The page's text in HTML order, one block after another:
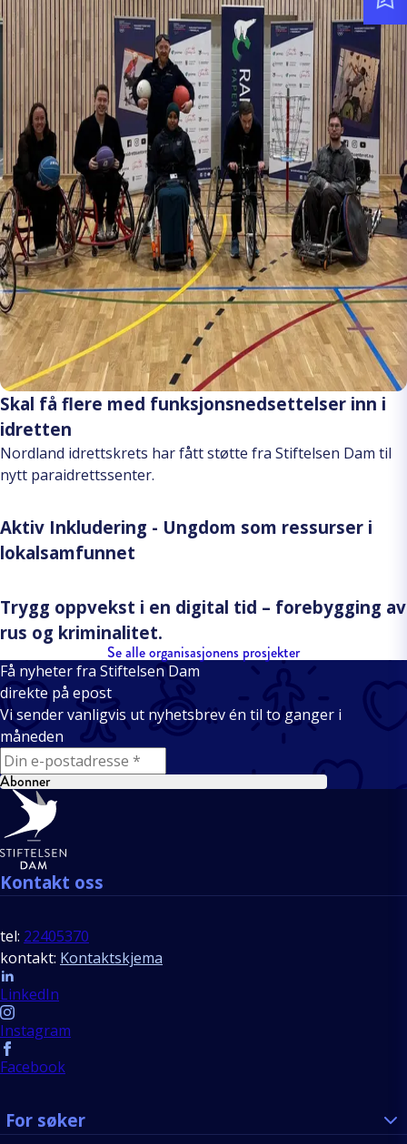
Skal få flere med funksjonsnedsettelser inn i
idretten
Nordland idrettskrets har fått støtte fra Stiftelsen Dam til
nytt paraidrettssenter.
Aktiv Inkludering - Ungdom som ressurser i
lokalsamfunnet
Trygg oppvekst i en digital tid – forebygging av
rus og kriminalitet.
Se alle organisasjonens prosjekter
Få nyheter fra Stiftelsen Dam
direkte på epost
Vi sender vanligvis ut nyhetsbrev én til to ganger i
måneden
E-mail
Abonner
Bunntekst
Kontakt oss
tel: 22405370
kontakt: Kontaktskjema
Follow us
LinkedIn
Instagram
Facebook
For søker